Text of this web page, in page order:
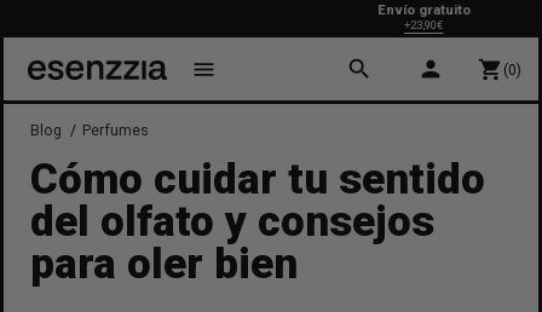
menu search person shopping_cart (0)
Blog Perfumes
Cómo cuidar tu sentido
del olfato y consejos
para oler bien